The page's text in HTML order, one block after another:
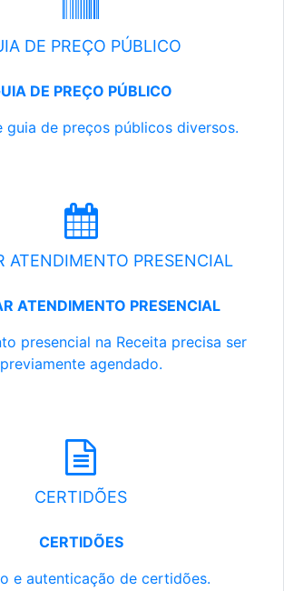
DE PREÇO PÚBLICO
DE PREÇO PÚBLICO
guia de preços públicos diversos.
ATENDIMENTO PRESENCIAL
ATENDIMENTO PRESENCIAL
presencial na Receita precisa ser
previamente agendado.
CERTIDÕES
CERTIDÕES
e autenticação de certidões.